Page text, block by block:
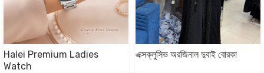
Halei Premium Ladies
Watch
এক্সক্লুসিভ অরজিনাল দুবাই বোরকা